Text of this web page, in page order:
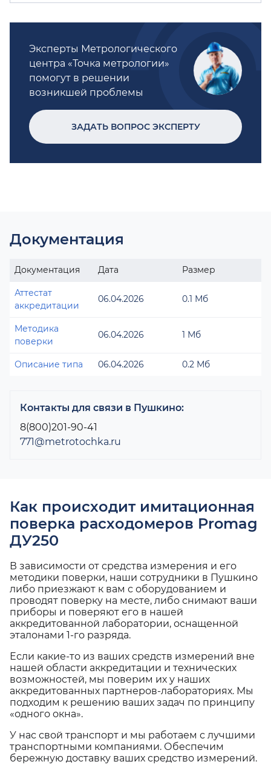
Эксперты Метрологического
центра «Точка метрологии»
помогут в решении
возникшей проблемы
ЗАДАТЬ ВОПРОС ЭКСПЕРТУ
Документация
Документация Дата Размер
Аттестат
аккредитации
06.04.2026 0.1 Мб
Методика
поверки
06.04.2026 1 Мб
Описание типа 06.04.2026 0.2 Мб
Контакты для связи в Пушкино:
8(800)201-90-41
771@metrotochka.ru
Как происходит имитационная
поверка расходомеров Promag
ДУ250
В зависимости от средства измерения и его
методики поверки, наши сотрудники в Пушкино
либо приезжают к вам с оборудованием и
проводят поверку на месте, либо снимают ваши
приборы и поверяют его в нашей
аккредитованной лаборатории, оснащенной
эталонами 1-го разряда.
Если какие-то из ваших средств измерений вне
нашей области аккредитации и технических
возможностей, мы поверим их у наших
аккредитованных партнеров-лабораториях. Мы
подходим к решению ваших задач по принципу
«одного окна».
У нас свой транспорт и мы работаем с лучшими
транспортными компаниями. Обеспечим
бережную доставку ваших средство измерений.